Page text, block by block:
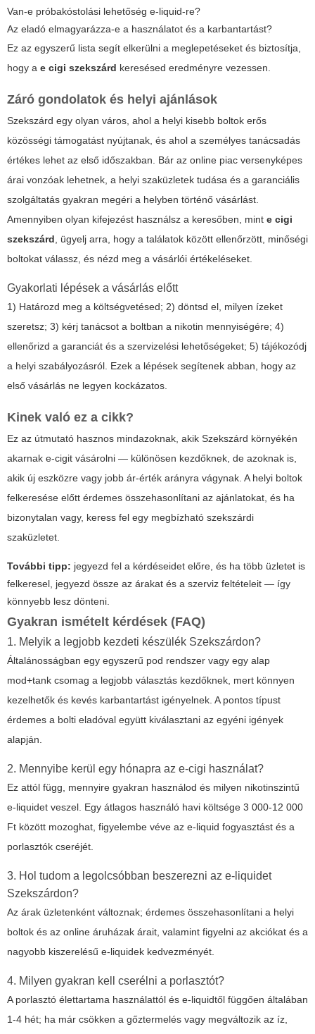
Van-e próbakóstolási lehetőség e-liquid-re?
Az eladó elmagyarázza-e a használatot és a karbantartást?
Ez az egyszerű lista segít elkerülni a meglepetéseket és biztosítja,
hogy a e cigi szekszárd keresésed eredményre vezessen.
Záró gondolatok és helyi ajánlások
Szekszárd egy olyan város, ahol a helyi kisebb boltok erős
közösségi támogatást nyújtanak, és ahol a személyes tanácsadás
értékes lehet az első időszakban. Bár az online piac versenyképes
árai vonzóak lehetnek, a helyi szaküzletek tudása és a garanciális
szolgáltatás gyakran megéri a helyben történő vásárlást.
Amennyiben olyan kifejezést használsz a keresőben, mint e cigi
szekszárd , ügyelj arra, hogy a találatok között ellenőrzött, minőségi
boltokat válassz, és nézd meg a vásárlói értékeléseket.
Gyakorlati lépések a vásárlás előtt
1) Határozd meg a költségvetésed; 2) döntsd el, milyen ízeket
szeretsz; 3) kérj tanácsot a boltban a nikotin mennyiségére; 4)
ellenőrizd a garanciát és a szervizelési lehetőségeket; 5) tájékozódj
a helyi szabályozásról. Ezek a lépések segítenek abban, hogy az
első vásárlás ne legyen kockázatos.
Kinek való ez a cikk?
Ez az útmutató hasznos mindazoknak, akik Szekszárd környékén
akarnak e-cigit vásárolni — különösen kezdőknek, de azoknak is,
akik új eszközre vagy jobb ár-érték arányra vágynak. A helyi boltok
felkeresése előtt érdemes összehasonlítani az ajánlatokat, és ha
bizonytalan vagy, keress fel egy megbízható szekszárdi
szaküzletet.
További tipp: jegyezd fel a kérdéseidet előre, és ha több üzletet is
felkeresel, jegyezd össze az árakat és a szerviz feltételeit — így
könnyebb lesz dönteni.
Gyakran ismételt kérdések (FAQ)
1. Melyik a legjobb kezdeti készülék Szekszárdon?
Általánosságban egy egyszerű pod rendszer vagy egy alap
mod+tank csomag a legjobb választás kezdőknek, mert könnyen
kezelhetők és kevés karbantartást igényelnek. A pontos típust
érdemes a bolti eladóval együtt kiválasztani az egyéni igények
alapján.
2. Mennyibe kerül egy hónapra az e-cigi használat?
Ez attól függ, mennyire gyakran használod és milyen nikotinszintű
e-liquidet veszel. Egy átlagos használó havi költsége 3 000-12 000
Ft között mozoghat, figyelembe véve az e-liquid fogyasztást és a
porlasztók cseréjét.
3. Hol tudom a legolcsóbban beszerezni az e-liquidet
Szekszárdon?
Az árak üzletenként változnak; érdemes összehasonlítani a helyi
boltok és az online áruházak árait, valamint figyelni az akciókat és a
nagyobb kiszerelésű e-liquidek kedvezményét.
4. Milyen gyakran kell cserélni a porlasztót?
A porlasztó élettartama használattól és e-liquidtől függően általában
1-4 hét; ha már csökken a gőztermelés vagy megváltozik az íz,